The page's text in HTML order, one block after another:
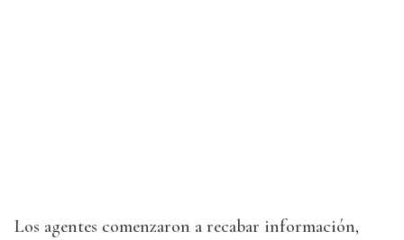
Los agentes comenzaron a recabar información,